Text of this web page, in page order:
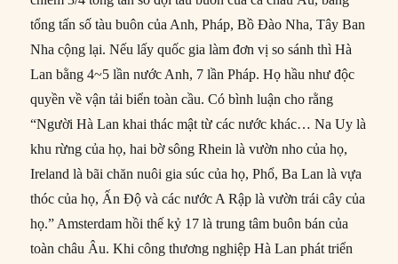
tổng tấn số tàu buôn của Anh, Pháp, Bồ Đào Nha, Tây Ban
Nha cộng lại. Nếu lấy quốc gia làm đơn vị so sánh thì Hà
Lan bằng 4~5 lần nước Anh, 7 lần Pháp. Họ hầu như độc
quyền về vận tải biển toàn cầu. Có bình luận cho rằng
“Người Hà Lan khai thác mật từ các nước khác… Na Uy là
khu rừng của họ, hai bờ sông Rhein là vườn nho của họ,
Ireland là bãi chăn nuôi gia súc của họ, Phổ, Ba Lan là vựa
thóc của họ, Ấn Độ và các nước A Rập là vườn trái cây của
họ.” Amsterdam hồi thế kỷ 17 là trung tâm buôn bán của
toàn châu Âu. Khi công thương nghiệp Hà Lan phát triển